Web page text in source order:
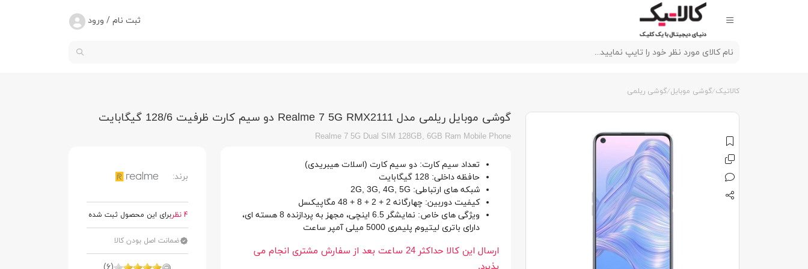
ثبت نام / ورود
کالاتیک گوشی موبایل گوشی ریلمی
گوشی موبایل ریلمی مدل Realme 7 5G RMX2111 دو سیم کارت ظرفیت 128/6 گیگابایت
Realme 7 5G Dual SIM 128GB, 6GB Ram Mobile Phone
تعداد سیم کارت: دو سیم کارت (اسلات هیبریدی)
حافظه داخلی: 128 گیگابایت
شبکه های ارتباطی: 2G, 3G, 4G, 5G
کیفیت دوربین: چهارگانه 2 + 2 + 8 + 48 مگاپیکسل
ویژگی های خاص: نمایشگر 6.5 اینچی، مجهز به پردازنده 8 هسته ای،
دارای باتری لیتیوم پلیمری 5000 میلی آمپر ساعت
ارسال این کالا حداکثر 24 ساعت بعد از سفارش مشتری انجام می
برند:
4 نظر برای این محصول ثبت شده
ضمانت اصل بودن کالا